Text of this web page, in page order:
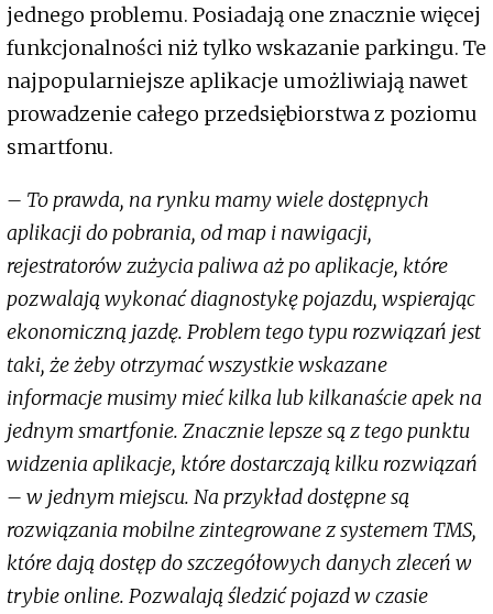
jednego problemu. Posiadają one znacznie więcej
funkcjonalności niż tylko wskazanie parkingu. Te
najpopularniejsze aplikacje umożliwiają nawet
prowadzenie całego przedsiębiorstwa z poziomu
smartfonu.
– To prawda, na rynku mamy wiele dostępnych
aplikacji do pobrania, od map i nawigacji,
rejestratorów zużycia paliwa aż po aplikacje, które
pozwalają wykonać diagnostykę pojazdu, wspierając
ekonomiczną jazdę. Problem tego typu rozwiązań jest
taki, że żeby otrzymać wszystkie wskazane
informacje musimy mieć kilka lub kilkanaście apek na
jednym smartfonie. Znacznie lepsze są z tego punktu
widzenia aplikacje, które dostarczają kilku rozwiązań
– w jednym miejscu. Na przykład dostępne są
rozwiązania mobilne zintegrowane z systemem TMS,
które dają dostęp do szczegółowych danych zleceń w
trybie online. Pozwalają śledzić pojazd w czasie